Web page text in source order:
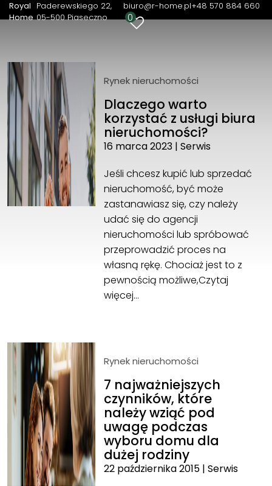
Royal
Home
Paderewskiego 22
05-500 Piaseczno
biuro@r-home.pl+48 570 884 660
0
Royal Home
05-500 Piaseczno
+48 570 884 660
biuro@r-home.pl
Rynek nieruchomości
Dlaczego warto
korzystać z usługi biura
nieruchomości?
16 marca 2023| Serwis
Jeśli chcesz kupić lub sprzedać
nieruchomość, być może
zastanawiasz się, czy należy
udać się do agencji
nieruchomości lub spróbować
przeprowadzić proces na
własną rękę. Chociaż jest to z
pewnością możliwe,Czytaj
więcej…
Rynek nieruchomości
7 najważniejszych
czynników, które
należy wziąć pod
uwagę podczas
wyboru domu dla
dużej rodziny
22 października 2015 |Serwis